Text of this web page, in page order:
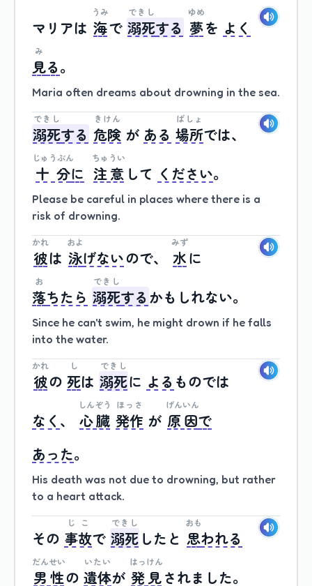
マリアは 海
うみ
で 溺死
できし
する 夢
ゆめ
を よく
見
み
る。
Maria often dreams about drowning in the sea.
溺死
できし
する 危険
きけん
が ある 場所
ばしょ
では、
十分
じゅうぶん
に 注意
ちゅうい
して ください。
Please be careful in places where there is a
risk of drowning.
彼
かれ
は 泳
およ
げないので、 水
みず
に
落
お
ちたら 溺死
できし
する かも しれない。
Since he can't swim, he might drown if he falls
into the water.
彼
かれ
の 死
し
は 溺死
できし
に よる ものでは
なく 、 心臓
しんぞう
発作
ほっさ
が 原因
げんいん
で
あった。
His death was not due to drowning, but rather
to a heart attack.
その 事故
じこ
で 溺死
できし
した と 思
おも
われる
男性
だんせい
の 遺体
いたい
が 発見
はっけん
されました。